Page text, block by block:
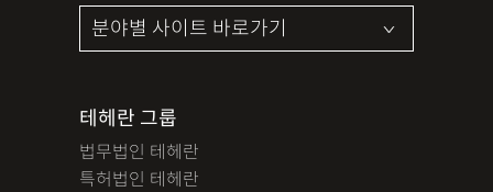
테헤란 그룹
법무법인 테헤란
특허법인 테헤란